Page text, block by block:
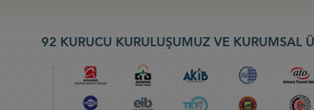
92 KURUCU KURULUŞUMUZ VE KURUMSAL